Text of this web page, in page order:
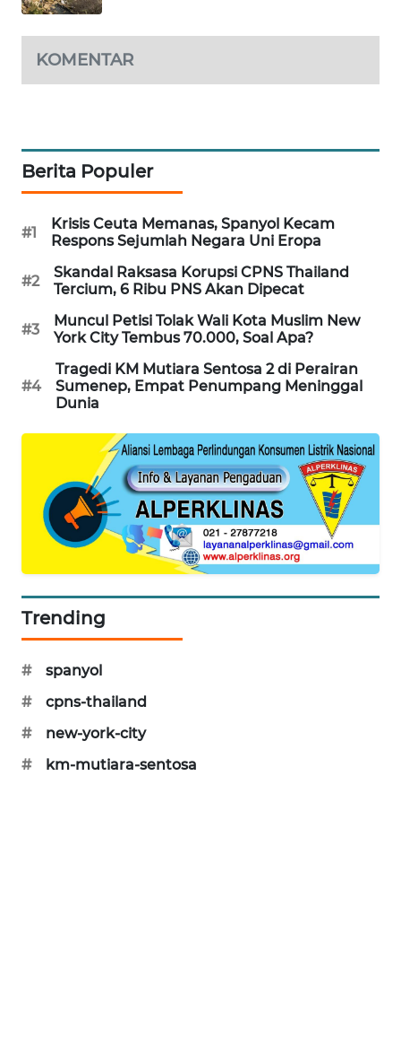
KOMENTAR
Berita Populer
#1
Krisis Ceuta Memanas, Spanyol Kecam
Respons Sejumlah Negara Uni Eropa
#2
Skandal Raksasa Korupsi CPNS Thailand
Tercium, 6 Ribu PNS Akan Dipecat
#3
Muncul Petisi Tolak Wali Kota Muslim New
York City Tembus 70.000, Soal Apa?
#4
Tragedi KM Mutiara Sentosa 2 di Perairan
Sumenep, Empat Penumpang Meninggal
Dunia
Trending
#
spanyol
#
cpns-thailand
#
new-york-city
#
km-mutiara-sentosa
Wahana
ID
MAWAKA
ID
MARTABAT
PLN
LPKKI
KOPEKLIN
KONSUMEN
FORWAMKI